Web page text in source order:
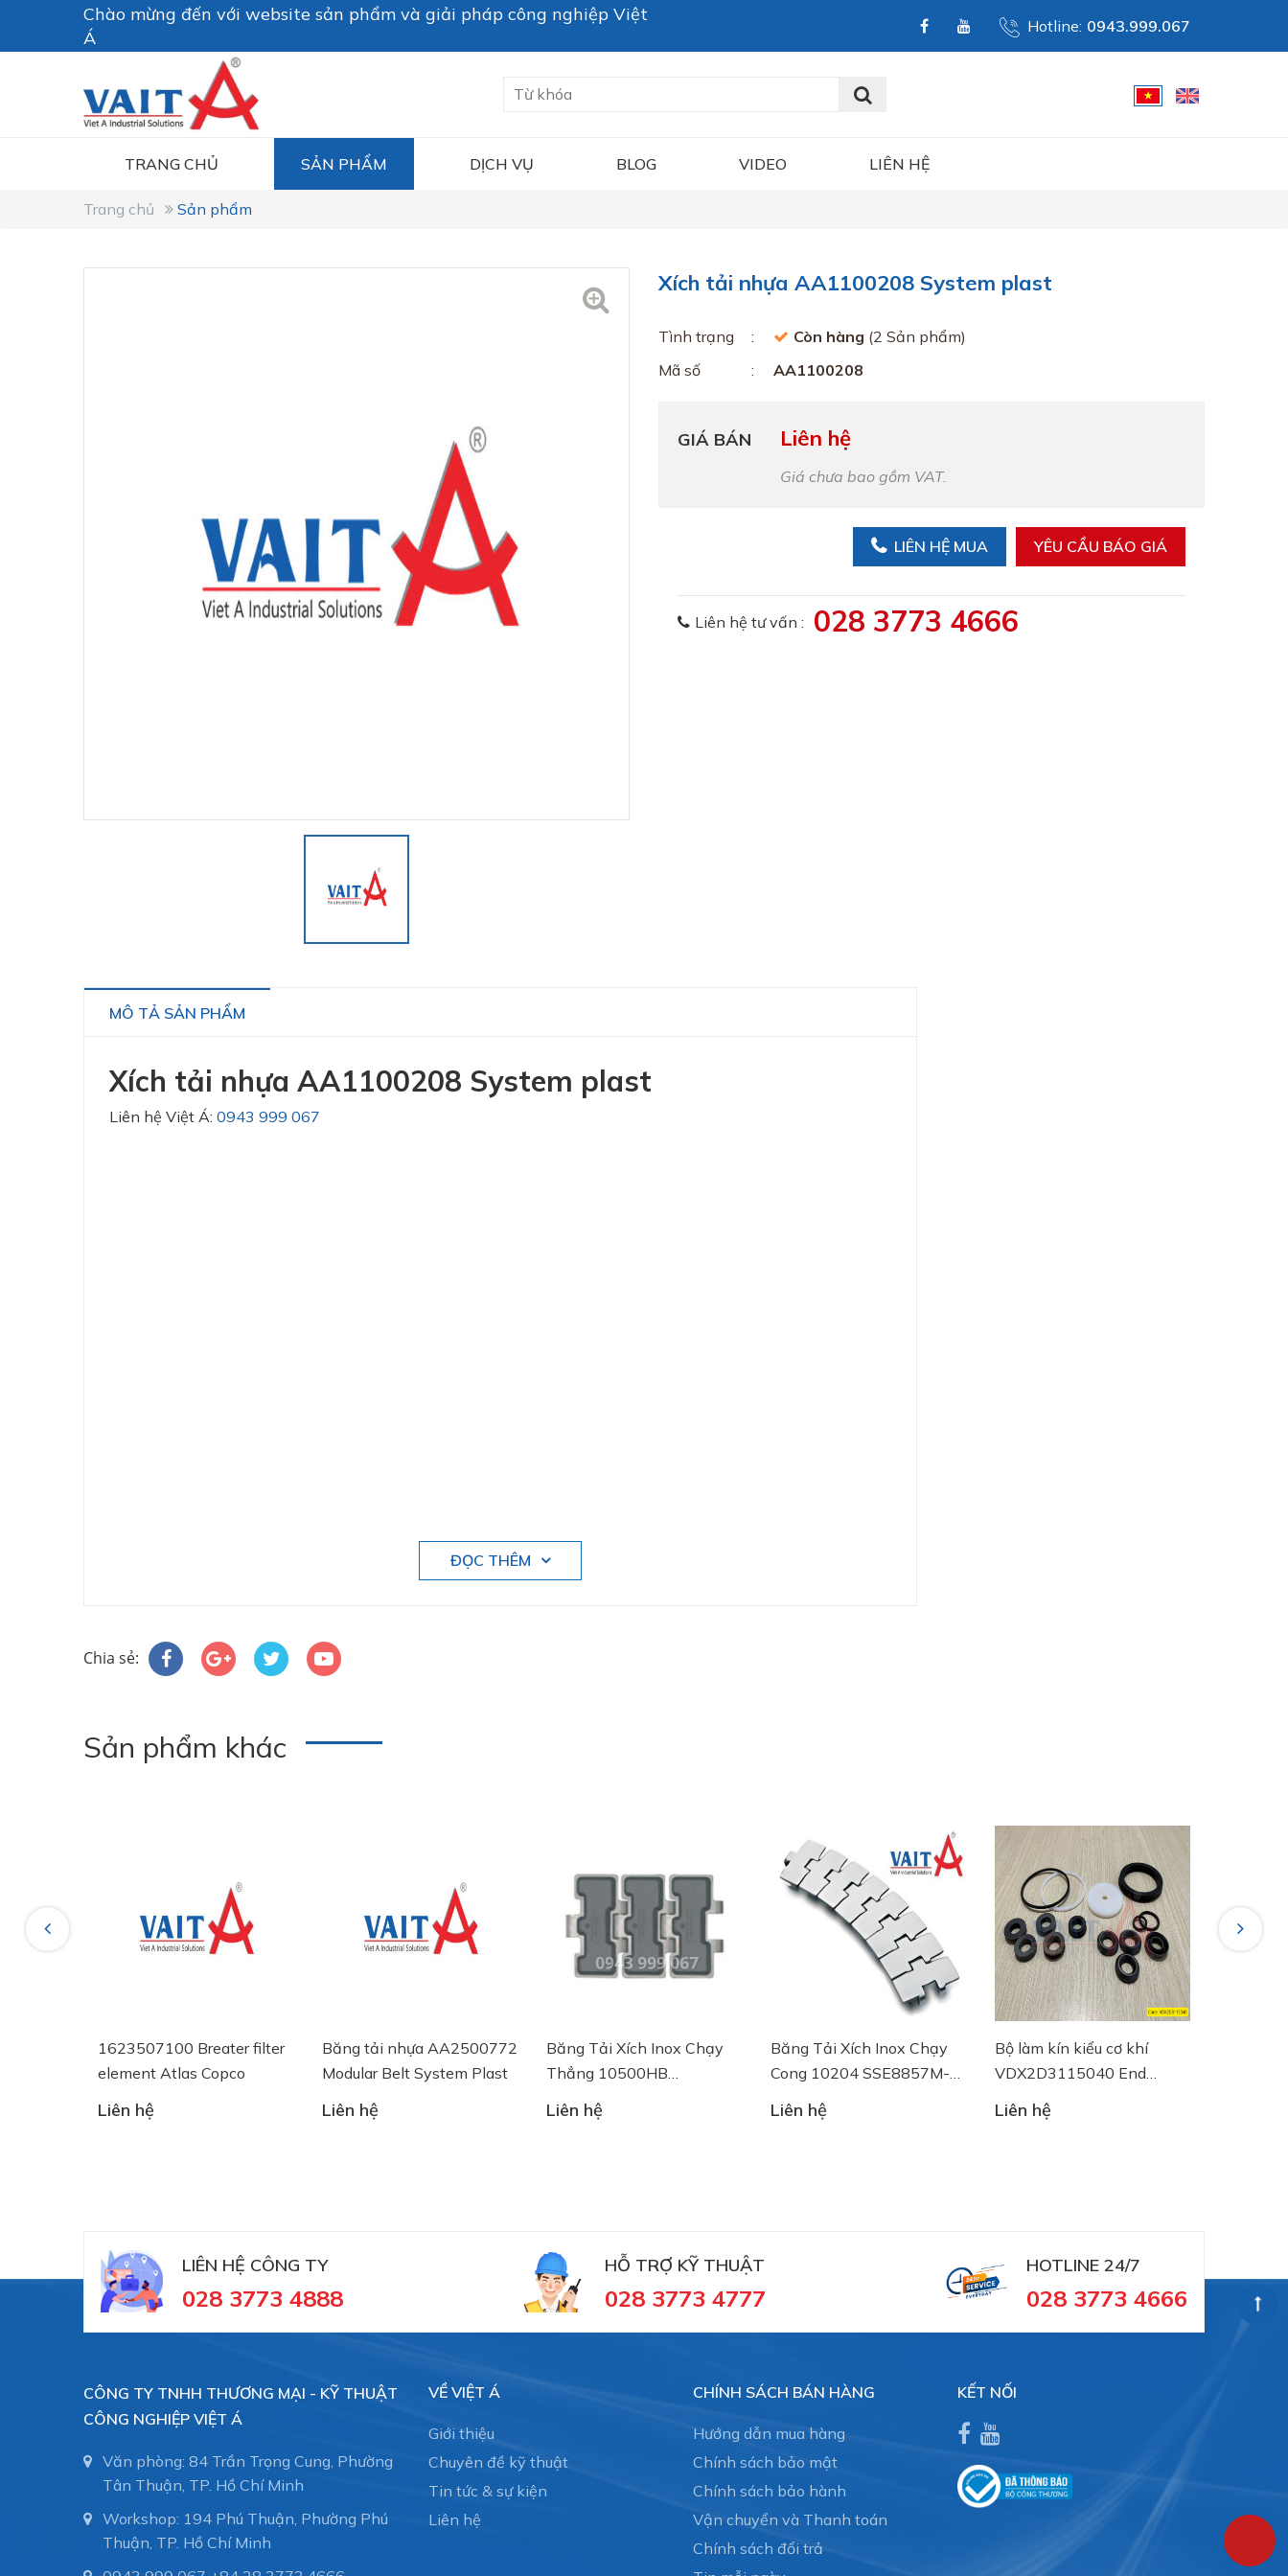
Chào mừng đến với website sản phẩm và giải pháp công nghiệp Việt
Á
Hotline: 0943.999.067
TRANG CHỦ SẢN PHẨM DỊCH VỤ BLOG VIDEO LIÊN HỆ
Trang chủ Sản phẩm
Xích tải nhựa AA1100208 System plast
Tình trạng Còn hàng (2 Sản phẩm)
Mã số
AA1100208
GIÁ BÁN Liên hệ
Giá chưa bao gồm VAT.
LIÊN HỆ MUA YÊU CẦU BÁO GIÁ
Liên hệ tư vấn : 028 3773 4666
MÔ TẢ SẢN PHẨM
Xích tải nhựa AA1100208 System plast
Liên hệ Việt Á: 0943 999 067
ĐỌC THÊM
Chia sẻ:
Sản phẩm khác
Previous
1623507100 Breater filter
element Atlas Copco
Liên hệ
Băng tải nhựa AA2500772
Modular Belt System Plast
Liên hệ
Băng Tải Xích Inox Chạy
Thẳng 10500HB
System Plast
Liên hệ
Băng Tải Xích Inox Chạy
Cong 10204 SSE8857M-
Liên hệ
Bộ làm kín kiểu cơ khí
VDX2D3115040 End
Liên hệ
Next
LIÊN HỆ CÔNG TY
028 3773 4888
HỖ TRỢ KỸ THUẬT
028 3773 4777
HOTLINE 24/7
028 3773 4666
CÔNG TY TNHH THƯƠNG MẠI - KỸ THUẬT
CÔNG NGHIỆP VIỆT Á
Văn phòng: 84 Trần Trọng Cung, Phường
Tân Thuận, TP. Hồ Chí Minh
Workshop: 194 Phú Thuận, Phường Phú
Thuận, TP. Hồ Chí Minh
VỀ VIỆT Á
Giới thiệu
Chuyên đề kỹ thuật
Tin tức & sự kiện
Liên hệ
CHÍNH SÁCH BÁN HÀNG
Hướng dẫn mua hàng
Chính sách bảo mật
Chính sách bảo hành
Vận chuyển và Thanh toán
Chính sách đổi trả
KẾT NỐI